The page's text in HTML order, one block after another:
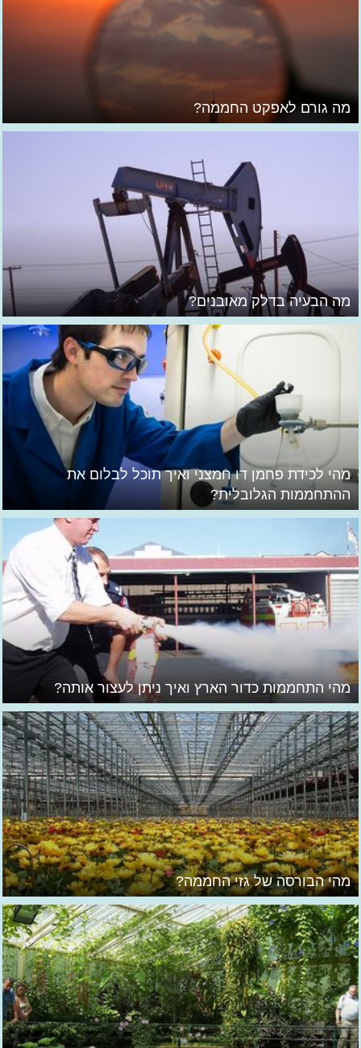
מה גורם לאפקט החממה?
מה הבעיה בדלק מאובנים?
מהי לכידת פחמן דו חמצני ואיך תוכל לבלום את
ההתחממות הגלובלית?
מהי התחממות כדור הארץ ואיך ניתן לעצור אותה?
מהי הבורסה של גזי החממה?